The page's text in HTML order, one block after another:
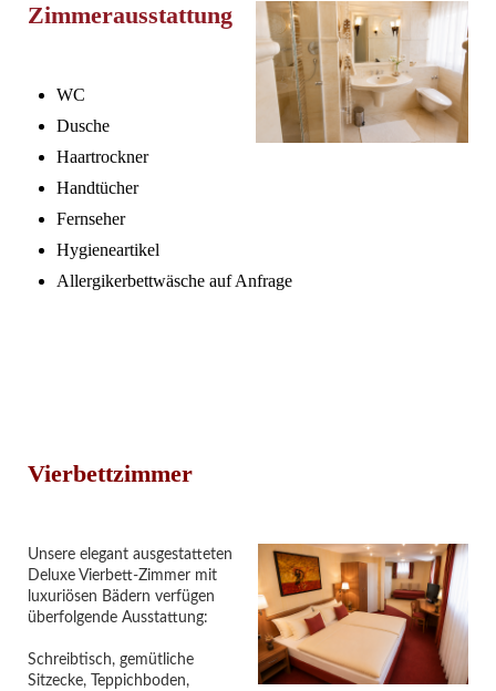
Zimmerausstattung
WC
Dusche
Haartrockner
Handtücher
Fernseher
Hygieneartikel
Allergikerbettwäsche auf Anfrage
Vierbettzimmer
Unsere elegant ausgestatteten
Deluxe Vierbett-Zimmer mit
luxuriösen Bädern verfügen
überfolgende Ausstattung:
Schreibtisch, gemütliche
Sitzecke, Teppichboden,